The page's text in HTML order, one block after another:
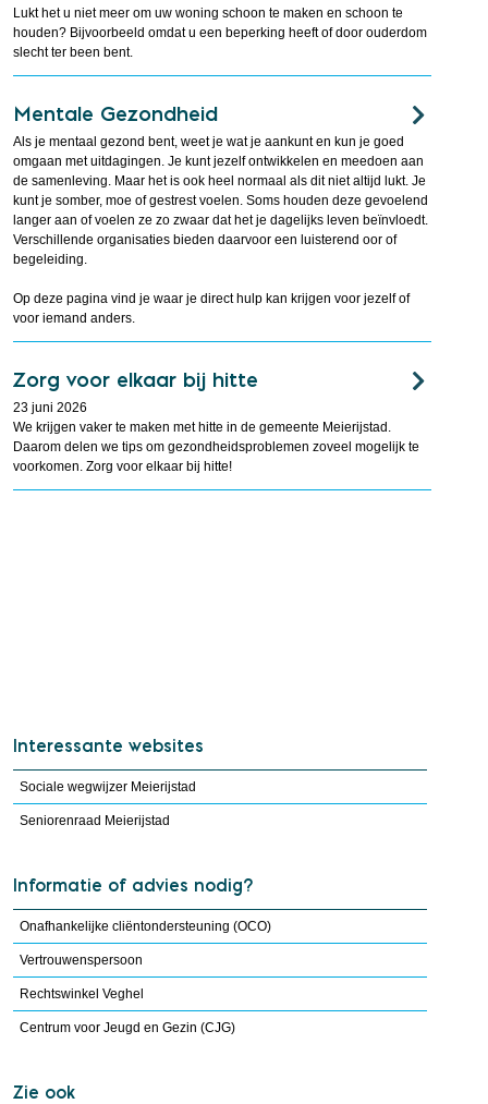
Lukt het u niet meer om uw woning schoon te maken en schoon te
houden? Bijvoorbeeld omdat u een beperking heeft of door ouderdom
slecht ter been bent.
Mentale Gezondheid
Als je mentaal gezond bent, weet je wat je aankunt en kun je goed
omgaan met uitdagingen. Je kunt jezelf ontwikkelen en meedoen aan
de samenleving. Maar het is ook heel normaal als dit niet altijd lukt. Je
kunt je somber, moe of gestrest voelen. Soms houden deze gevoelend
langer aan of voelen ze zo zwaar dat het je dagelijks leven beïnvloedt.
Verschillende organisaties bieden daarvoor een luisterend oor of
begeleiding.
Op deze pagina vind je waar je direct hulp kan krijgen voor jezelf of
voor iemand anders.
Zorg voor elkaar bij hitte
23 juni 2026
We krijgen vaker te maken met hitte in de gemeente Meierijstad.
Daarom delen we tips om gezondheidsproblemen zoveel mogelijk te
voorkomen. Zorg voor elkaar bij hitte!
Interessante websites
Sociale wegwijzer Meierijstad
Seniorenraad Meierijstad
Informatie of advies nodig?
Onafhankelijke cliëntondersteuning (OCO)
Vertrouwenspersoon
Rechtswinkel Veghel
Centrum voor Jeugd en Gezin (CJG)
Zie ook